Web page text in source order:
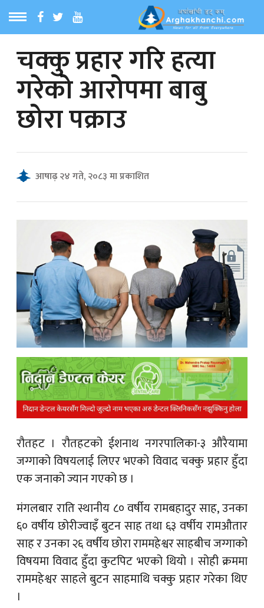
MENU
समाचार
समाचार
News
चक्कु प्रहार गरि हत्या
गरेको आरोपमा बाबु
छोरा पक्राउ
आषाढ़ २४ गते, २०८३ मा प्रकाशित
रौतहट । रौतहटको ईशनाथ नगरपालिका-३ औरैयामा
जग्गाको विषयलाई लिएर भएको विवाद चक्कु प्रहार हुँदा
एक जनाको ज्यान गएको छ ।
मंगलबार राति स्थानीय ८० वर्षीय रामबहादुर साह, उनका
६० वर्षीय छोरीज्वाइँ बुटन साह तथा ६३ वर्षीय रामऔतार
साह र उनका २६ वर्षीय छोरा राममहेश्वर साहबीच जग्गाको
विषयमा विवाद हुँदा कुटपिट भएको थियो । सोही क्रममा
राममहेश्वर साहले बुटन साहमाथि चक्कु प्रहार गरेका थिए
।